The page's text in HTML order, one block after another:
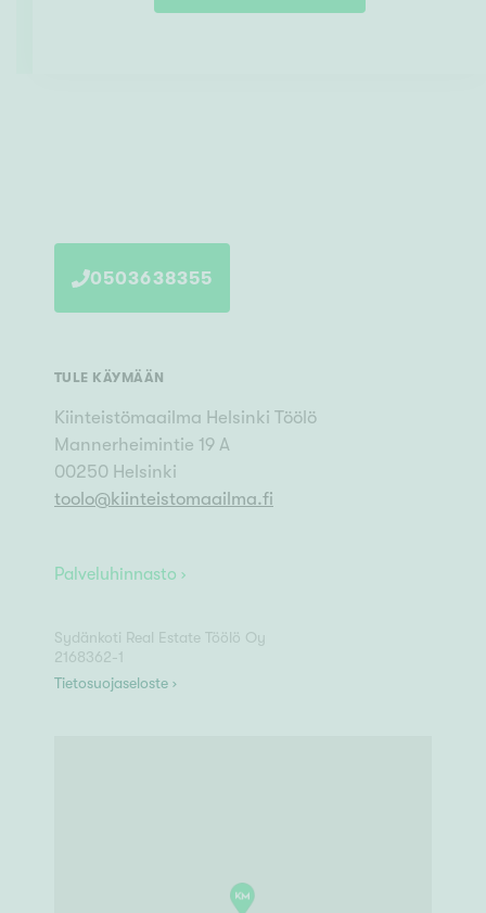
0503638355
TULE KÄYMÄÄN
Kiinteistömaailma Helsinki Töölö
Mannerheimintie 19 A
00250 Helsinki
toolo@kiinteistomaailma.fi
Palveluhinnasto ›
Sydänkoti Real Estate Töölö Oy
2168362-1
Tietosuojaseloste ›